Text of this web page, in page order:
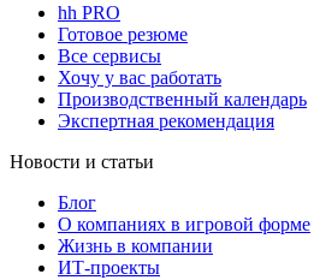
hh PRO
Готовое резюме
Все сервисы
Хочу у вас работать
Производственный календарь
Экспертная рекомендация
Новости и статьи
Блог
О компаниях в игровой форме
Жизнь в компании
ИТ-проекты